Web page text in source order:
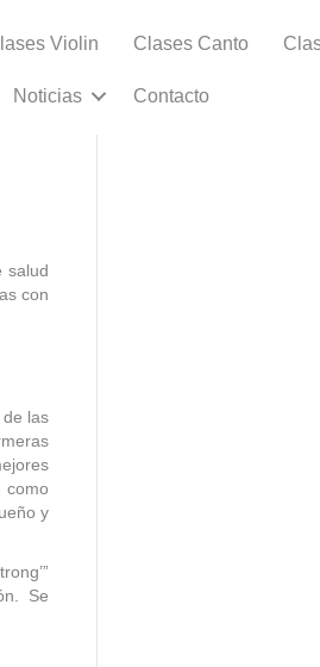
Violin Clases Canto
Noticias Contacto
salud
con
las
como
y
Se